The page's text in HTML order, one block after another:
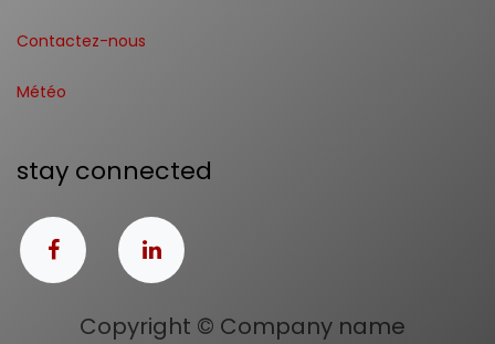
Contactez-nous
Météo
stay connected
Copyright © Company name